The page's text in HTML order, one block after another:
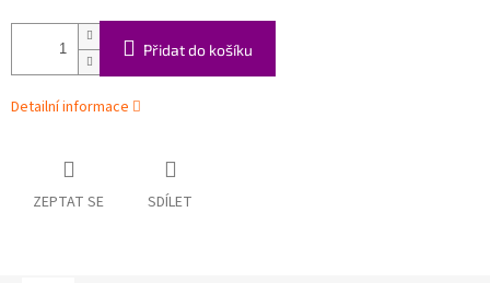
Přidat do košíku
Detailní informace
ZEPTAT SE SDÍLET